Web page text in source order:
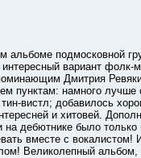
подмосковной
вариант фолк-
Дмитрия
пунктам: намного
вистл; добавилось
и хитовей.
дебютнике было только
вместе с
Великолепный альбом,